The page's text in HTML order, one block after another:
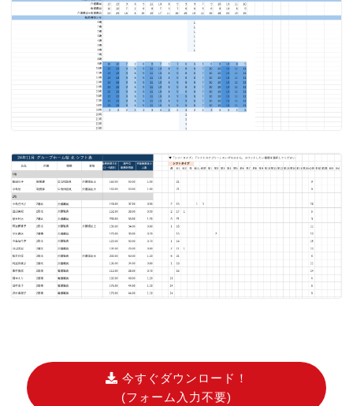
今すぐダウンロード！
(フォーム入力不要)